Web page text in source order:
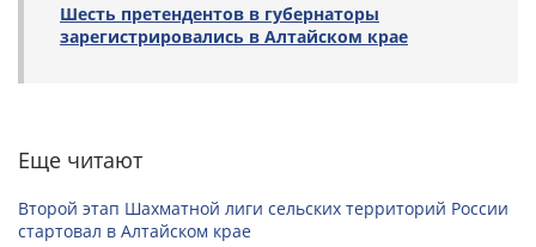
Шесть претендентов в губернаторы
зарегистрировались в Алтайском крае
Еще читают
Второй этап Шахматной лиги сельских территорий России
стартовал в Алтайском крае